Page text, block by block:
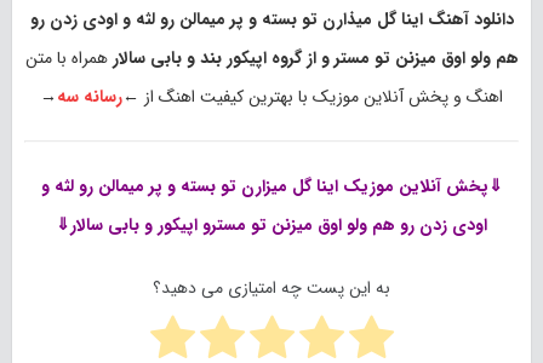
دانلود آهنگ اینا گل میذارن تو بسته و پر میمالن رو لثه و اودی زدن رو
هم ولو اوق میزنن تو مستر و از گروه اپیکور بند و بابی سالارهمراه با متن
اهنگ و پخش آنلاین موزیک با بهترین کیفیت اهنگ از ←رسانه سه→
⇓پخش آنلاین موزیکاینا گل میزارن تو بسته و پر میمالن رو لثه و
اودی زدن رو هم ولو اوق میزنن تو مسترو اپیکور و بابی سالار⇓
به این پست چه امتیازی می دهید؟